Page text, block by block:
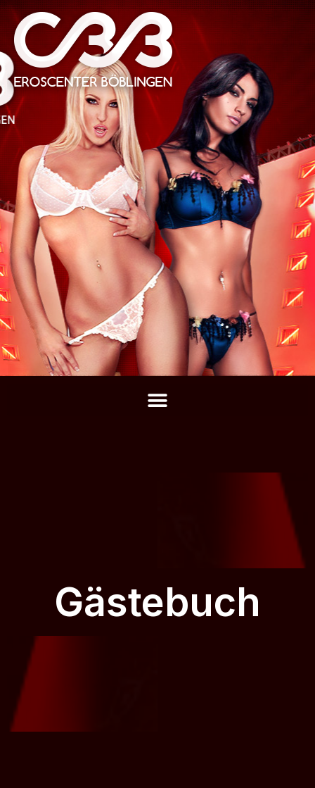
Gästebuch